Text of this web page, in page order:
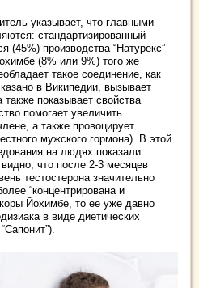
указывает, что главными
стандартизированный
(45%) производства “Натурекс”
(8% или 9%) того же
такое соединение, как
в Википедии, вызывает
показывает свойства
помогает увеличить
а также провоцирует
мужского гормона). В этой
на людях показали
что после 2-3 месяцев
тестостерона значительно
“концентрирована и
Йохимбе, то ее уже давно
в виде диетических